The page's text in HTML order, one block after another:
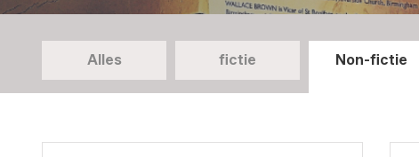
Alles fictie Non-fictie